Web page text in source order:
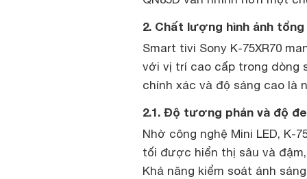
2. Chất lượng hình ảnh tổng
Smart tivi Sony K-75XR70
với vị trí cao cấp trong dòng
chính xác và độ sáng cao là
2.1. Độ tương phản và độ
Nhờ công nghệ Mini LED, K-
tối được hiển thị sâu và
Khả năng kiểm soát ánh